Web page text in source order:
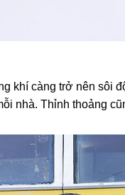
khí càng trở nên sôi
nhà. Thỉnh thoảng